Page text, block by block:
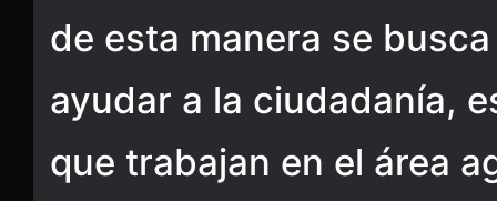
de esta manera se
ayudar a la ciudadanía,
que trabajan en el área